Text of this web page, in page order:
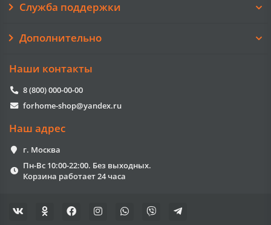
Служба поддержки
Дополнительно
Наши контакты
8 (800) 000-00-00
forhome-shop@yandex.ru
Наш адрес
г. Москва
Пн-Вс 10:00-22:00. Без выходных.
Корзина работает 24 часа